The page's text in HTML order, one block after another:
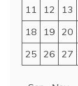
11
12 13
18
19 20
25
26 27